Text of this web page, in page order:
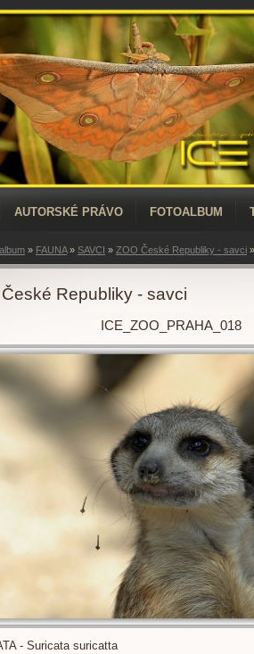
AUTORSKÉ PRÁVO FOTOALBUM
» FAUNA» SAVCI » ZOO České Republiky - savci
Republiky - savci
ICE_ZOO_PRAHA_018
- Suricata suricatta